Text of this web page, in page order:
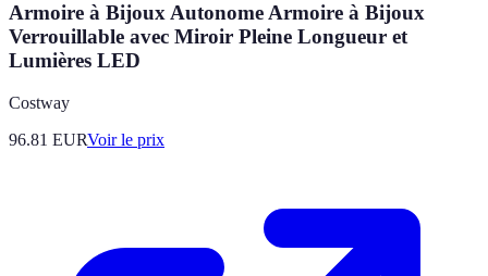
Armoire à Bijoux Autonome Armoire à Bijoux
Verrouillable avec Miroir Pleine Longueur et
Lumières LED
Costway
96.81 EURVoir le prix